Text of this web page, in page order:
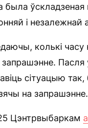
ўскладзеная
і незалежнай
колькі часу
Пасля
сітуацыю
на ​​запрашэнне.
Цэнтрвыбаркам